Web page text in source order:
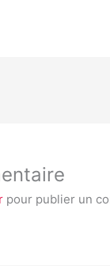
pour publier un